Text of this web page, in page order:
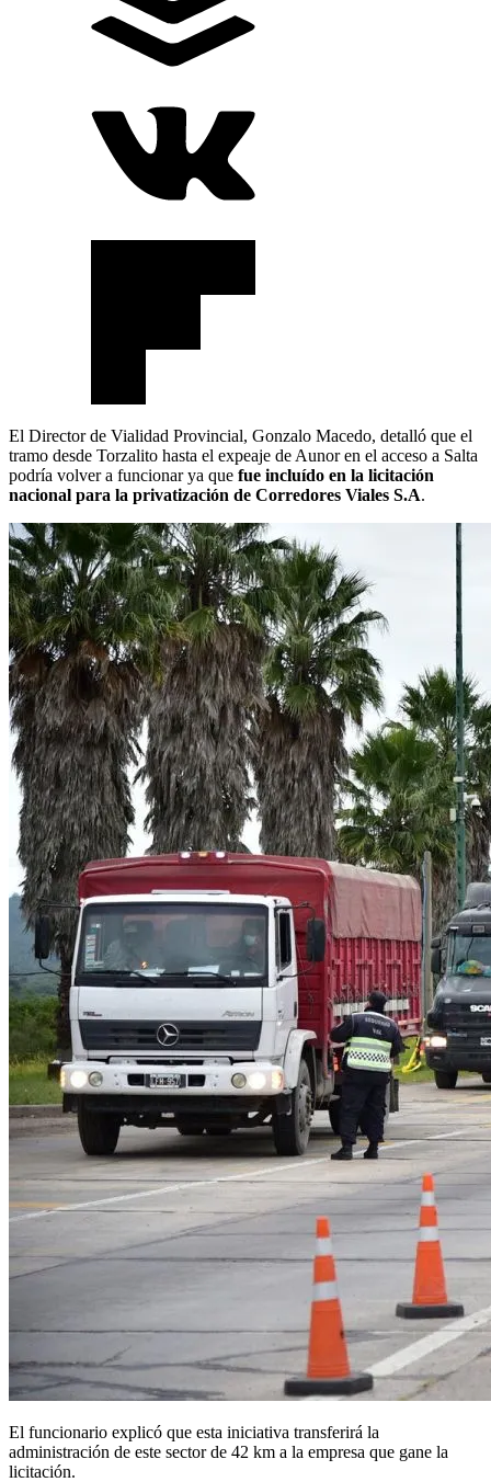
El Director de Vialidad Provincial, Gonzalo Macedo, detalló que el
tramo desde Torzalito hasta el expeaje de Aunor en el acceso a Salta
podría volver a funcionar ya que fue incluído en la licitación
nacional para la privatización de Corredores Viales S.A.
El funcionario explicó que esta iniciativa transferirá la
administración de este sector de 42 km a la empresa que gane la
licitación.